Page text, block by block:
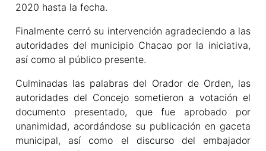
2020 hasta la fecha.
Finalmente cerró su intervención agradeciendo a las
autoridades del municipio Chacao por la iniciativa,
así como al público presente.
Culminadas las palabras del Orador de Orden, las
autoridades del Concejo sometieron a votación el
documento presentado, que fue aprobado por
unanimidad, acordándose su publicación en gaceta
municipal, así como el discurso del embajador